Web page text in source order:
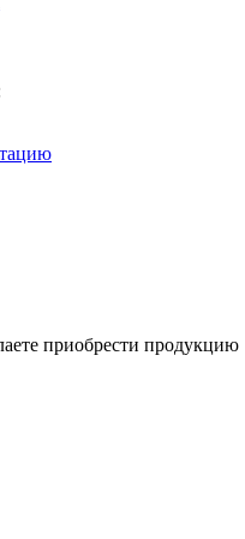
приобрести продукцию